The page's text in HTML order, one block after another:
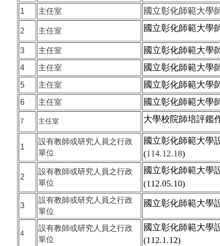
1 主任室 國立彰化師範大學
2 主任室 國立彰化師範大學
3 主任室 國立彰化師範大學
4 主任室 國立彰化師範大學
5 主任室 國立彰化師範大學
6 主任室 國立彰化師範大學
7 主任室 大學校院師培評鑑
1
設有教師或研究人員之行政
單位
國立彰化師範大學
(114.12.18)
2
設有教師或研究人員之行政
單位
國立彰化師範大學
(112.05.10)
3
設有教師或研究人員之行政
單位
國立彰化師範大學
4
設有教師或研究人員之行政
單位
國立彰化師範大學
(112.1.12)